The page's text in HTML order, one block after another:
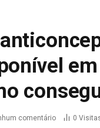
comentário 0